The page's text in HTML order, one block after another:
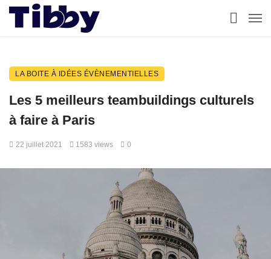
LA BOITE À IDÉES ÉVÈNEMENTIELLES
Les 5 meilleurs teambuildings culturels
à faire à Paris
22 juillet 2021 1583 views 0